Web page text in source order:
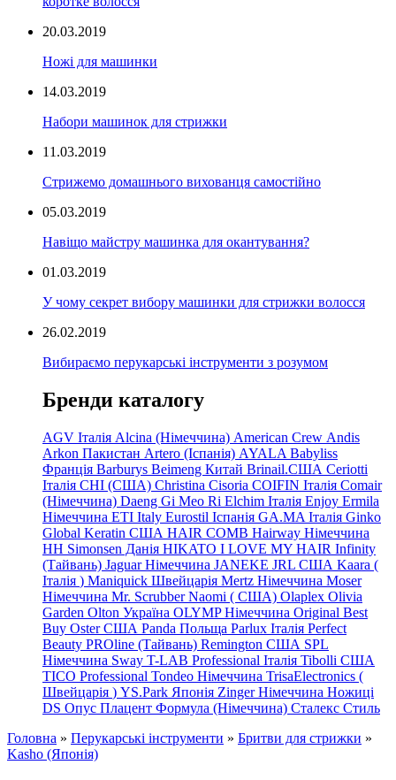
20.03.2019
Ножі для машинки
14.03.2019
Набори машинок для стрижки
11.03.2019
Стрижемо домашнього вихованця самостійно
05.03.2019
Навіщо майстру машинка для окантування?
01.03.2019
У чому секрет вибору машинки для стрижки волосся
26.02.2019
Вибираємо перукарські інструменти з розумом
Бренди каталогу
AGV Італія Alcina (Німеччина) American Crew Andis
Arkon Пакистан Artero (Іспанія) AYALA Babyliss
Франція Barburys Beimeng Китай Brinail.США Ceriotti
Італія CHI (США) Christina Cisoria COIFIN Італія Comair
(Німеччина) Daeng Gi Meo Ri Elchim Італія Enjoy Ermila
Німеччина ETI Italy Eurostil Іспанія GA.MA Італія Ginko
Global Keratin США HAIR COMB Hairway Німеччина
HH Simonsen Данія HIKATO I LOVE MY HAIR Infinity
(Тайвань) Jaguar Німеччина JANEKE JRL США Kaara (
Італія ) Maniquick Швейцарія Mertz Німеччина Moser
Німеччина Mr. Scrubber Naomi ( США) Olaplex Olivia
Garden Olton Україна OLYMP Німеччина Original Best
Buy Oster США Panda Польща Parlux Італія Perfect
Beauty PROline (Тайвань) Remington США SPL
Німеччина Sway T-LAB Professional Італія Tibolli США
TICO Professional Tondeo Німеччина TrisaElectronics (
Швейцарія ) YS.Park Японія Zinger Німеччина Ножиці
DS Опус Плацент Формула (Німеччина) Сталекс Стиль
Головна » Перукарські інструменти » Бритви для стрижки »
Kasho (Японія)